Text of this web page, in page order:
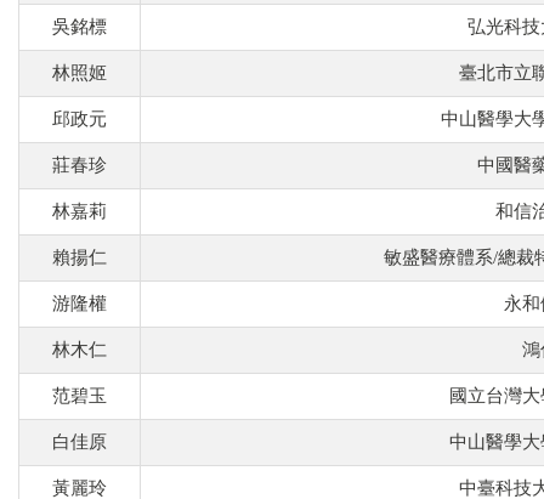
吳銘標 弘光科
林照姬 臺北市立
邱政元 中山醫學大
莊春珍 中國醫
林嘉莉 和信
賴揚仁 敏盛醫療體系/總裁
游隆權 永
林木仁 鴻
范碧玉 國立台灣
白佳原 中山醫學
黃麗玲 中臺科技